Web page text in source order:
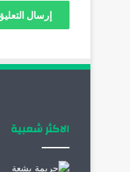
الاكثر شعبية